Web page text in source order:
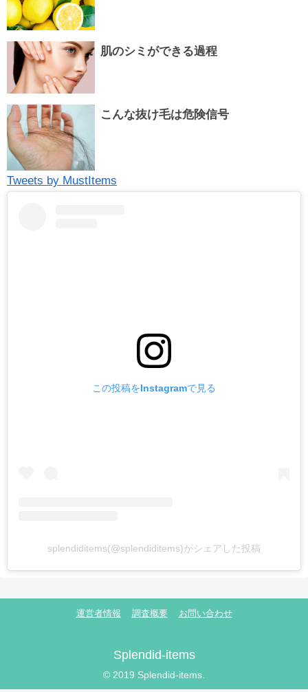
肌のシミができる過程
こんな抜け毛は危険信号
Tweets by MustItems
この投稿をInstagramで見る
splendiditems(@splendiditems)がシェアした投稿
運営者情報 調査概要 お問い合わせ
Splendid-items
© 2019 Splendid-items.